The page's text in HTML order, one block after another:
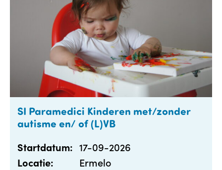
SI Paramedici Kinderen met/zonder
autisme en/ of (L)VB
Startdatum: 17-09-2026
Locatie:
Ermelo